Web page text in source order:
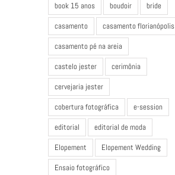
book 15 anos boudoir
bride
casamento
casamento florianópolis
casamento pé na areia
castelo jester
cerimônia
cervejaria jester
cobertura fotográfica
e-session
editorial
editorial de moda
Elopement
Elopement Wedding
Ensaio fotográfico